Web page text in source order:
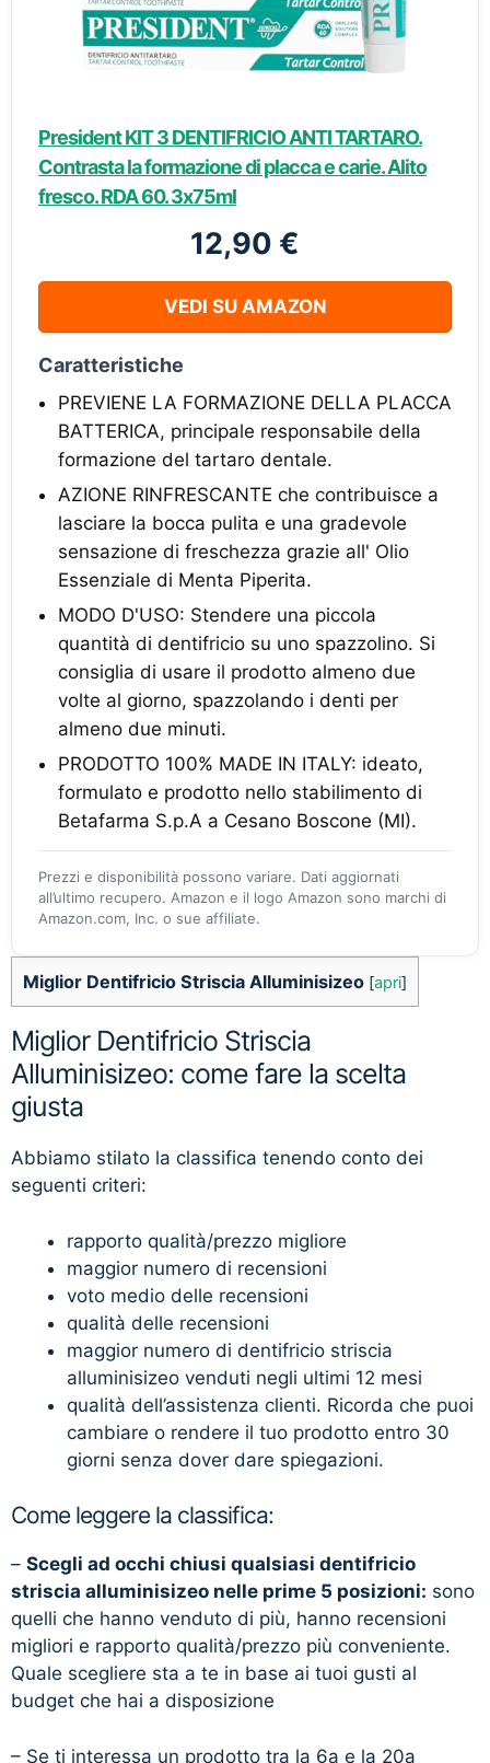
President KIT 3 DENTIFRICIO ANTI TARTARO.
Contrasta la formazione di placca e carie. Alito
fresco. RDA 60. 3x75ml
12,90 €
VEDI SU AMAZON
Caratteristiche
PREVIENE LA FORMAZIONE DELLA PLACCA
BATTERICA, principale responsabile della
formazione del tartaro dentale.
AZIONE RINFRESCANTE che contribuisce a
lasciare la bocca pulita e una gradevole
sensazione di freschezza grazie all' Olio
Essenziale di Menta Piperita.
MODO D'USO: Stendere una piccola
quantità di dentifricio su uno spazzolino. Si
consiglia di usare il prodotto almeno due
volte al giorno, spazzolando i denti per
almeno due minuti.
PRODOTTO 100% MADE IN ITALY: ideato,
formulato e prodotto nello stabilimento di
Betafarma S.p.A a Cesano Boscone (MI).
Prezzi e disponibilità possono variare. Dati aggiornati
all’ultimo recupero. Amazon e il logo Amazon sono marchi di
Amazon.com, Inc. o sue affiliate.
Miglior Dentifricio Striscia Alluminisizeo [apri]
Miglior Dentifricio Striscia
Alluminisizeo: come fare la scelta
giusta
Abbiamo stilato la classifica tenendo conto dei
seguenti criteri:
rapporto qualità/prezzo migliore
maggior numero di recensioni
voto medio delle recensioni
qualità delle recensioni
maggior numero di dentifricio striscia
alluminisizeo venduti negli ultimi 12 mesi
qualità dell’assistenza clienti. Ricorda che puoi
cambiare o rendere il tuo prodotto entro 30
giorni senza dover dare spiegazioni.
Come leggere la classifica:
– Scegli ad occhi chiusi qualsiasi dentifricio
striscia alluminisizeo nelle prime 5 posizioni: sono
quelli che hanno venduto di più, hanno recensioni
migliori e rapporto qualità/prezzo più conveniente.
Quale scegliere sta a te in base ai tuoi gusti al
budget che hai a disposizione
– Se ti interessa un prodotto tra la 6a e la 20a